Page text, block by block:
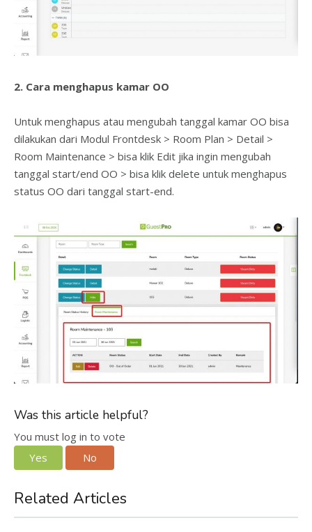
2. Cara menghapus kamar OO
Untuk menghapus atau mengubah tanggal kamar OO bisa
dilakukan dari Modul Frontdesk > Room Plan > Detail >
Room Maintenance > bisa klik Edit jika ingin mengubah
tanggal start/end OO > bisa klik delete untuk menghapus
status OO dari tanggal start-end.
Was this article helpful?
You must log in to vote
Yes
No
Related Articles